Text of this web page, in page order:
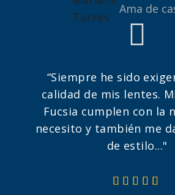
Ama de
“Siempre he sido
calidad de mis lentes.
Fucsia cumplen con la
necesito y también me
de estilo..."